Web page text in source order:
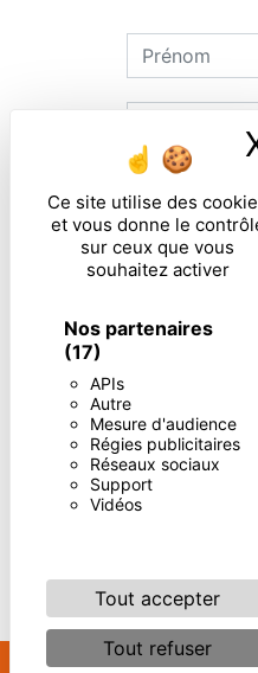
Ce site utilise des
et vous donne le
sur ceux que vous
souhaitez activer
Nos partenaires
(17)
APIs
Autre
Mesure d'audience
Régies publicitaires
Réseaux sociaux
Support
Vidéos
Tout accepter
Tout refuser
En
** Les données
de retrait de votre
électronique. Un